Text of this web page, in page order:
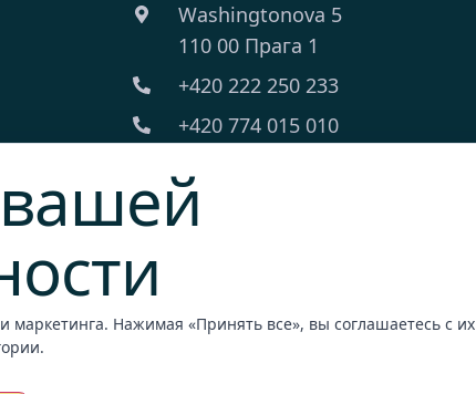
Washingtonova 5
110 00 Прага 1
+420 222 250 233
+420 774 015 010
Пн-Пт: 8:00 - 18:00
Нажимая «Принять все», вы соглашаетесь с их